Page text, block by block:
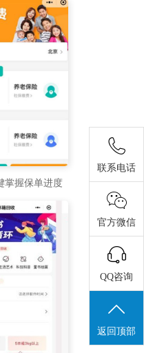
掌握保单进度
联系电话
官方微信
QQ咨询
返回顶部